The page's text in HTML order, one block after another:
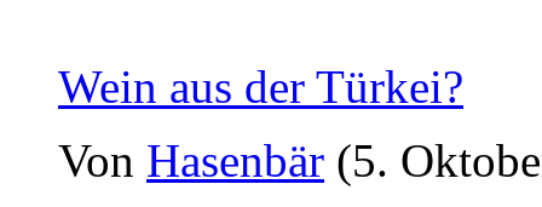
Wein aus der Türkei?
Von Hasenbär (5.